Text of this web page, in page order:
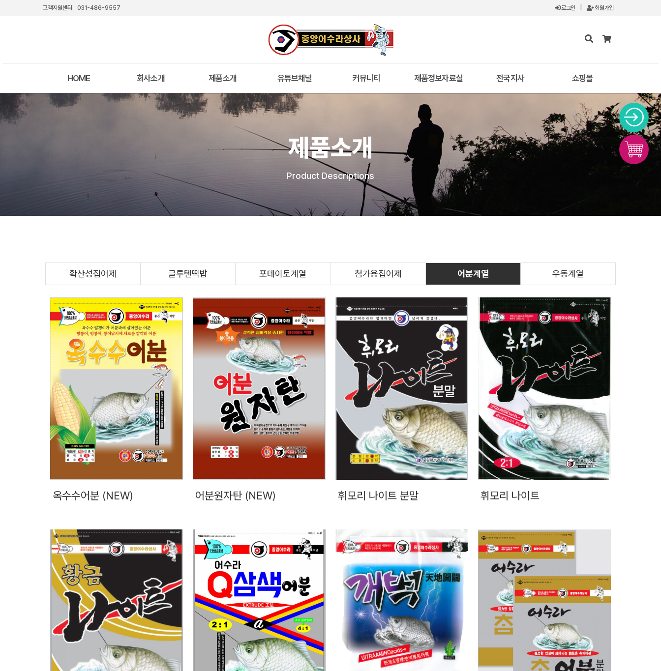
고객지원센터 031-486-9557 로그인 회원가입
HOME 회사소개 제품소개 유튜브채널 커뮤니티 제품정보자료실 전국지사 쇼핑몰
제품소개
Product Descriptions
확산성집어제 글루텐떡밥 포테이토계열 첨가용집어제 어분계열 우동계열
옥수수어분 (NEW) 어분원자탄 (NEW) 휘모리 나이트 분말 휘모리 나이트